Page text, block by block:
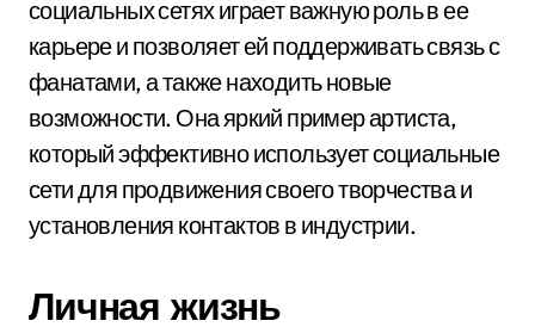
социальных сетях играет важную роль в ее
карьере и позволяет ей поддерживать связь с
фанатами, а также находить новые
возможности. Она яркий пример артиста,
который эффективно использует социальные
сети для продвижения своего творчества и
установления контактов в индустрии.
Личная жизнь